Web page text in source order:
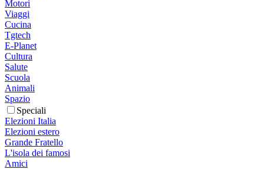
Motori
Viaggi
Cucina
Tgtech
E-Planet
Cultura
Salute
Scuola
Animali
Spazio
Speciali
Elezioni Italia
Elezioni estero
Grande Fratello
L'isola dei famosi
Amici